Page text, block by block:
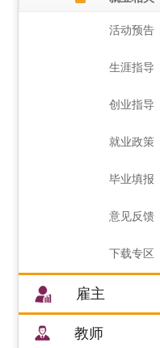
活动预告
生涯指导
创业指导
就业政策
毕业填报
意见反馈
下载专区
雇主
教师